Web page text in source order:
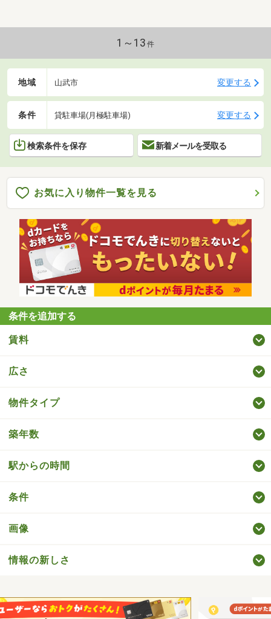
1～13 件
地域 山武市 変更する
条件 貸駐車場(月極駐車場) 変更する
検索条件を保存 新着メールを受取る
お気に入り物件一覧を見る
条件を追加する
賃料
広さ
物件タイプ
築年数
駅からの時間
条件
画像
情報の新しさ